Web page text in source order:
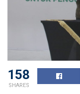
158
SHARES